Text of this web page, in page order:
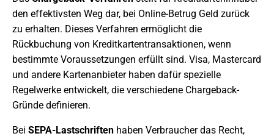
den effektivsten Weg dar, bei Online-Betrug Geld zurück
zu erhalten. Dieses Verfahren ermöglicht die
Rückbuchung von Kreditkartentransaktionen, wenn
bestimmte Voraussetzungen erfüllt sind. Visa, Mastercard
und andere Kartenanbieter haben dafür spezielle
Regelwerke entwickelt, die verschiedene Chargeback-
Gründe definieren.
Bei SEPA-Lastschriften haben Verbraucher das Recht,